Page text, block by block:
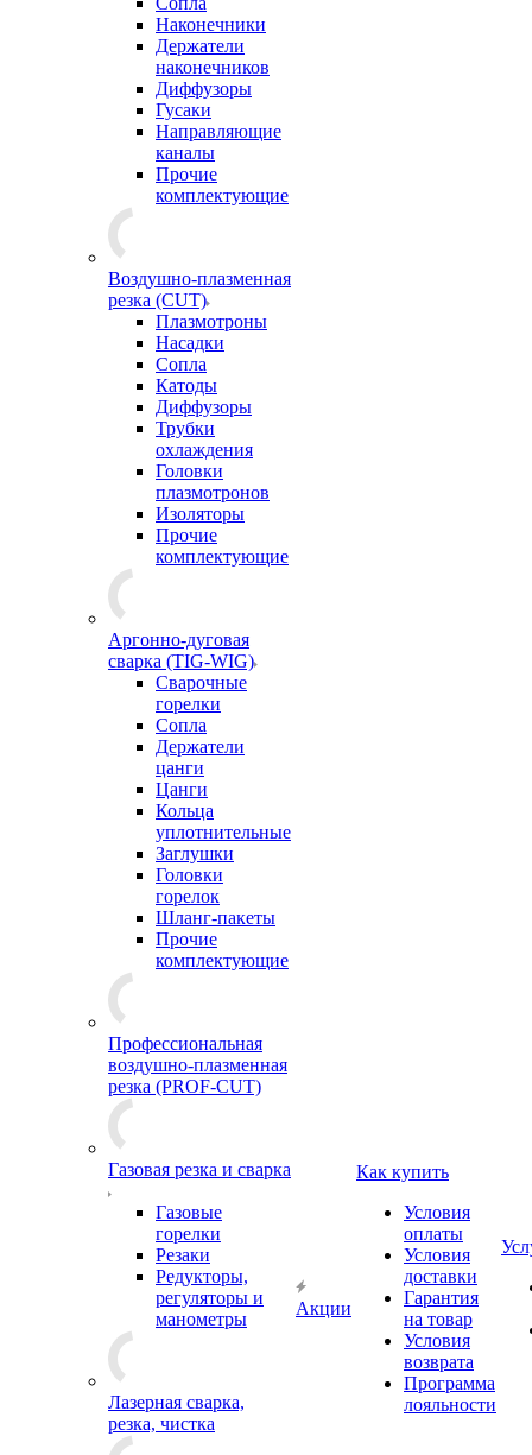
Наконечники
Держатели
наконечников
Диффузоры
Гусаки
Направляющие
каналы
Прочие
комплектующие
Воздушно-плазменная
резка (CUT)
Плазмотроны
Насадки
Сопла
Катоды
Диффузоры
Трубки
охлаждения
Головки
плазмотронов
Изоляторы
Прочие
комплектующие
Аргонно-дуговая
сварка (TIG-WIG)
Сварочные
горелки
Сопла
Держатели
цанги
Цанги
Кольца
уплотнительные
Заглушки
Головки
горелок
Шланг-пакеты
Прочие
комплектующие
Профессиональная
воздушно-плазменная
резка (PROF-CUT)
Газовая резка и сварка
Газовые
горелки
Резаки
Редукторы,
регуляторы и
манометры
Лазерная сварка,
резка, чистка
Акции
Как купить
Условия
оплаты
Условия
доставки
Гарантия
на товар
Условия
возврата
Программа
лояльности